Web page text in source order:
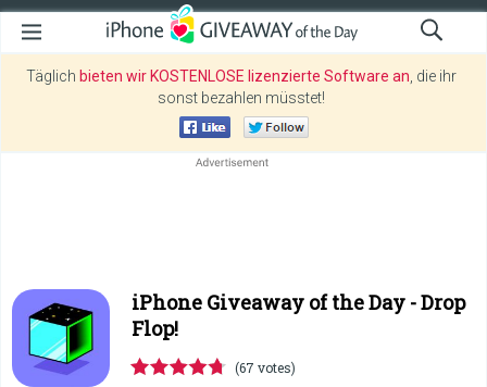
Täglich bieten wir KOSTENLOSE lizenzierte Software an , die ihr
sonst bezahlen müsstet!
iPhone Giveaway of the Day -Drop
Flop!
(67 votes)